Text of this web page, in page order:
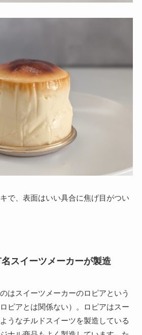
で、表面はいい具合に焦げ目がつい
スイーツメーカーが製造
はスイーツメーカーのロピアという
ピアとは関係ない）。ロピアはスー
うなチルドスイーツを製造している